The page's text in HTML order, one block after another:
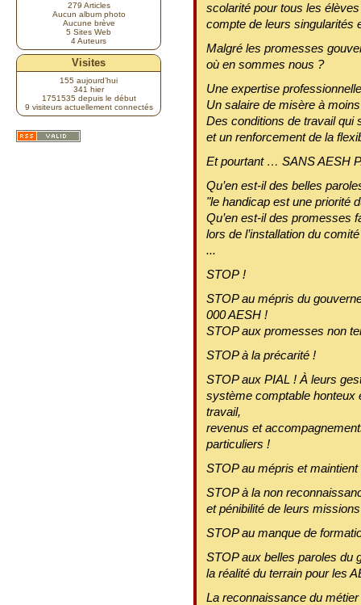
scolarité pour tous les
compte de leurs singularités
Malgré les promesses
où en sommes nous ?
Une expertise
Un salaire de misère à
Des conditions de travail qui
et un renforcement de la
Et pourtant … SANS AESH
Qu’en est-il des belles
"le handicap est une priorité
Qu’en est-il des promesses
lors de l’installation du
...
STOP !
STOP au mépris du
000 AESH !
STOP aux promesses non
STOP à la précarité !
STOP aux PIAL ! À leurs
système comptable honteux
travail,
revenus et
particuliers !
STOP au mépris et
STOP à la non
et pénibilité de leurs
STOP au manque de
STOP aux belles paroles du
la réalité du terrain pour les
La reconnaissance du
279 Articles
Aucun album photo
Aucune brève
5 Sites Web
4 Auteurs
Visites
155 aujourd’hui
341 hier
1751535 depuis le début
9 visiteurs actuellement connectés